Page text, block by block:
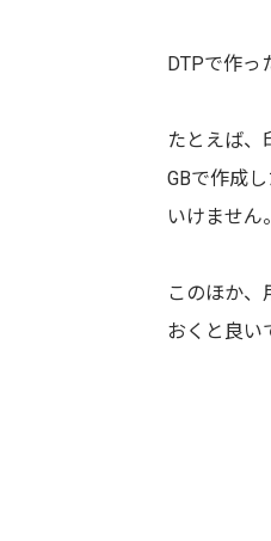
DTPで作っ
たとえば、
GBで作成
いけません。
このほか
おくと良い